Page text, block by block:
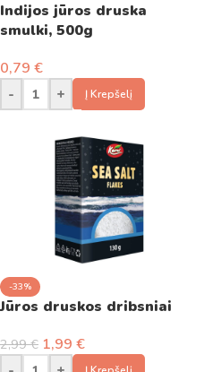
Indijos jūros druska
smulki, 500g
0,79 €
-
+ Į Krepšelį
-33%
Jūros druskos dribsniai
2,99€ 1,99 €